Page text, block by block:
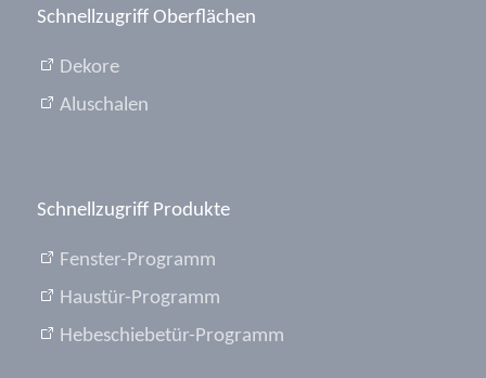
Schnellzugriff Oberflächen
Dekore
Aluschalen
Schnellzugriff Produkte
Fenster-Programm
Haustür-Programm
Hebeschiebetür-Programm